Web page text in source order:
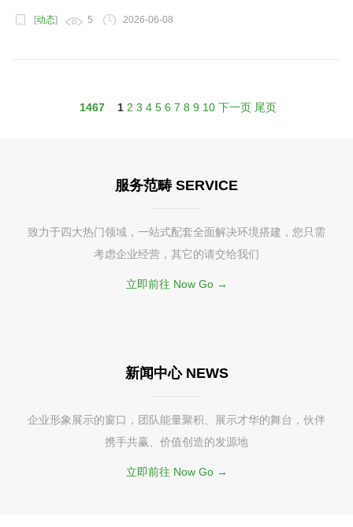
[动态] 5 2026-06-08
1467 1 2 3 4 5 6 7 8 9 10 下一页 尾页
服务范畴 SERVICE
致力于四大热门领域，一站式配套全面解决环境搭建，您只需
考虑企业经营，其它的请交给我们
立即前往 Now Go →
新闻中心 NEWS
企业形象展示的窗口，团队能量聚积、展示才华的舞台，伙伴
携手共赢、价值创造的发源地
立即前往 Now Go →